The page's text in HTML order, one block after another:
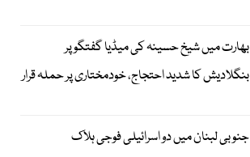
بھارت میں شیخ حسینہ کی میڈیا گفتگو پر
بنگلادیش کا شدید احتجاج، خودمختاری پر حملہ قرار
جنوبی لبنان میں دو اسرائیلی فوجی ہلاک